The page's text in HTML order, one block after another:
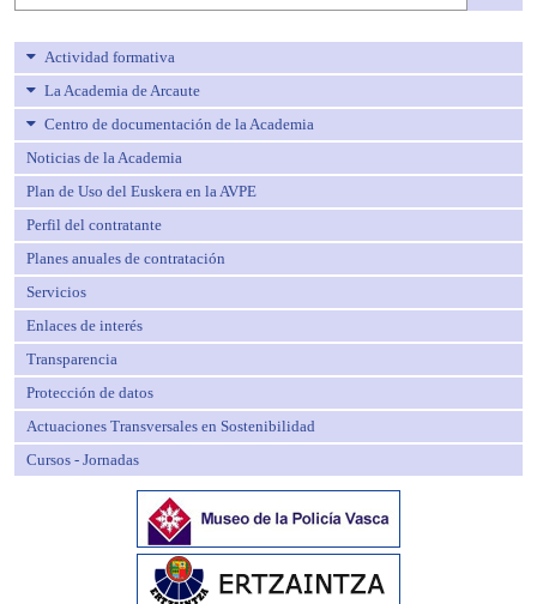
Actividad formativa
La Academia de Arcaute
Centro de documentación de la Academia
Noticias de la Academia
Plan de Uso del Euskera en la AVPE
Perfil del contratante
Planes anuales de contratación
Servicios
Enlaces de interés
Transparencia
Protección de datos
Actuaciones Transversales en Sostenibilidad
Cursos - Jornadas